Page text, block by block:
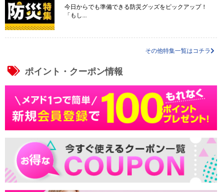
今日からでも準備できる防災グッズをピックアップ！
「もし...
その他特集一覧はコチラ
ポイント・クーポン情報